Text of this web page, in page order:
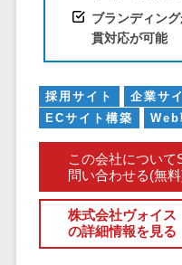
商圏
配送
バー
運送
アルコ
店舗
配送ル
ブランディン
貫対応が可能
採用サイト 企業サ
ECサイト構築
Web
この会社について
問い合わせる(無
株式会社ヴォイス
の詳細情報を見る